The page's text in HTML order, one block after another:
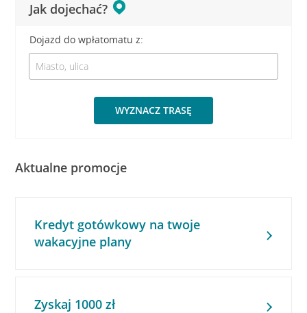
Jak dojechać?
Dojazd do wpłatomatu z:
WYZNACZ TRASĘ
Aktualne promocje
Kredyt gotówkowy na twoje
wakacyjne plany
Zyskaj 1000 zł